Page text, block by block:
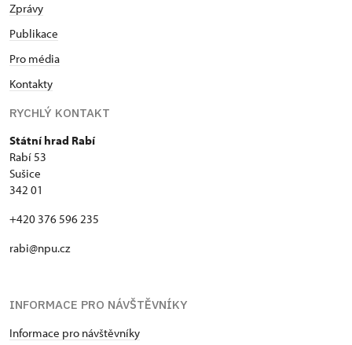
Zprávy
Publikace
Pro média
Kontakty
RYCHLÝ KONTAKT
Státní hrad Rabí
Rabí 53
Sušice
342 01
+420 376 596 235
rabi@npu.cz
INFORMACE PRO NÁVŠTĚVNÍKY
Informace pro návštěvníky